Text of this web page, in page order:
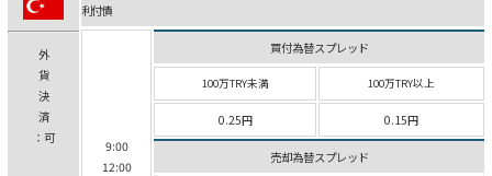
外
貨
決
済
：可
利付債
9:00
12:00
買付為替スプレッド
100万TRY未満 100万TRY以上
0.25円 0.15円
売却為替スプレッド